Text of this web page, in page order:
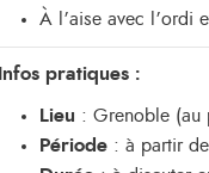
À l’aise avec l’ordi
Infos pratiques :
Lieu : Grenoble (au
Période : à partir